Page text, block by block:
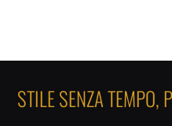
STILE SENZA TEMPO,